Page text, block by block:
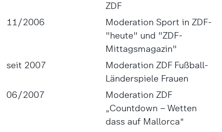
ZDF
11/2006
Moderation Sport in ZDF-
"heute" und "ZDF-
Mittagsmagazin"
seit 2007
Moderation ZDF Fußball-
Länderspiele Frauen
06/2007
Moderation ZDF
„Countdown – Wetten
dass auf Mallorca“